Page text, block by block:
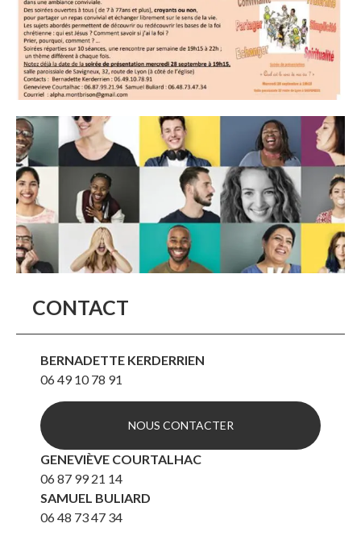
CONTACT
BERNADETTE KERDERRIEN
06 49 10 78 91
NOUS CONTACTER
GENEVIÈVE COURTALHAC
06 87 99 21 14
SAMUEL BULIARD
06 48 73 47 34